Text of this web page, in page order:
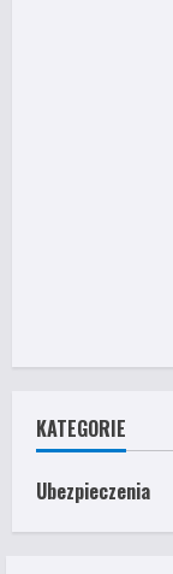
KATEGORIE
Ubezpieczenia